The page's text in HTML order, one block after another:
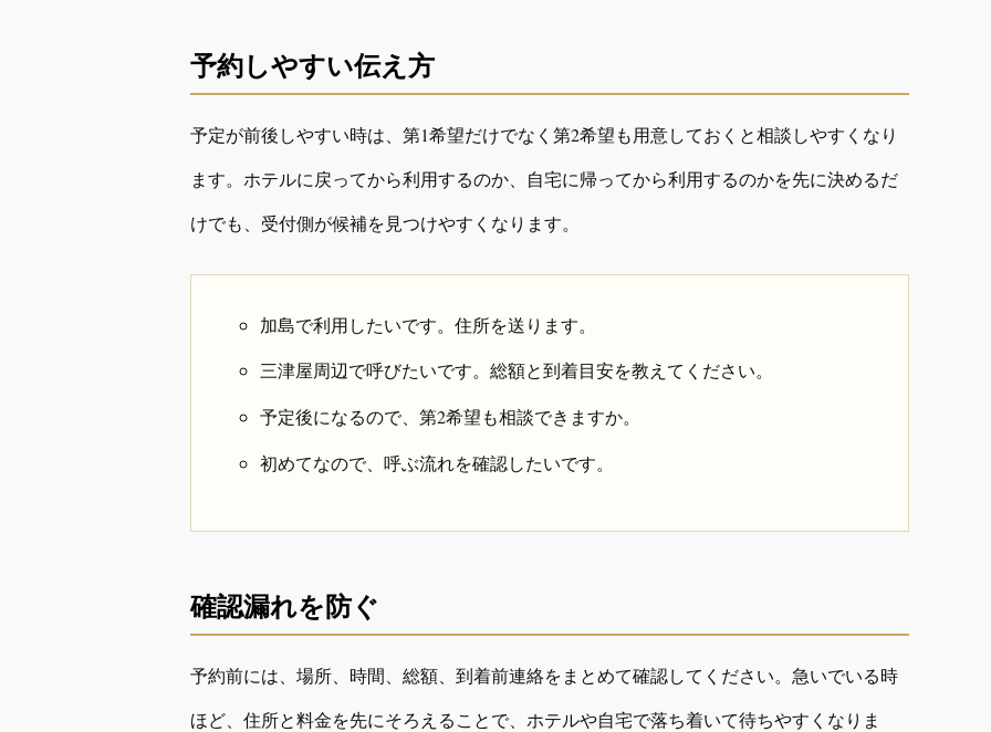
予約しやすい伝え方
予定が前後しやすい時は、第1希望だけでなく第2希望も用意しておくと相談しやすくなり
ます。ホテルに戻ってから利用するのか、自宅に帰ってから利用するのかを先に決めるだ
けでも、受付側が候補を見つけやすくなります。
加島で利用したいです。住所を送ります。
三津屋周辺で呼びたいです。総額と到着目安を教えてください。
予定後になるので、第2希望も相談できますか。
初めてなので、呼ぶ流れを確認したいです。
確認漏れを防ぐ
予約前には、場所、時間、総額、到着前連絡をまとめて確認してください。急いでいる時
ほど、住所と料金を先にそろえることで、ホテルや自宅で落ち着いて待ちやすくなりま